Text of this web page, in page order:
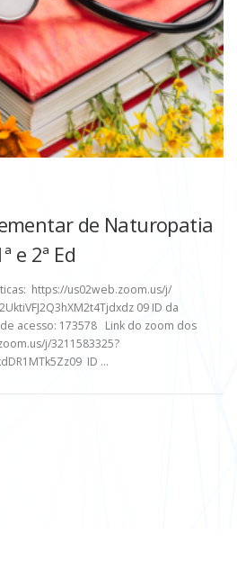
de Naturopatia
e 2ª Ed
https://us02web.zoom.us/j/
09 ID da
acesso: 173578 Link do zoom dos
j/3211583325?
ID …